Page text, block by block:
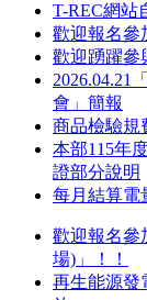
T-REC網站
歡迎報名參
歡迎踴躍參
2026.04.21
會」簡報
商品檢驗規
本部115年
證部分說明
每月結算電
歡迎報名參
場)」！！
再生能源發